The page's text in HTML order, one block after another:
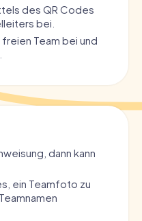
des QR Codes
bei.
Team bei und
dann kann
ein Teamfoto zu